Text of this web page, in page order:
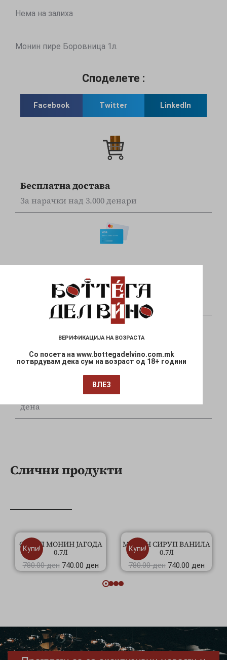
Нема на залиха
Монин пире Боровница 1л.
Споделете :
Facebook Twitter LinkedIn
Бесплатна достава
За нарачки над 3.000 денари
Online наплата
Плаќајте сигурно и безбедно со вашите Visa
и Mastercard
Брза испорака
Достава до Вашата локација за 1-3 работни
дена
Слични продукти
Купи!
СИРУП МОНИН ЈАГОДА
0.7Л
780.00ден 740.00 ден
Купи!
МОНИН СИРУП ВАНИЛА
0.7Л
780.00ден 740.00 ден
ВЕРИФИКАЦИЈА НА ВОЗРАСТА
Со посета на www.bottegadelvino.com.mk
потврдувам дека сум на возраст од 18+ години
ВЛЕЗ